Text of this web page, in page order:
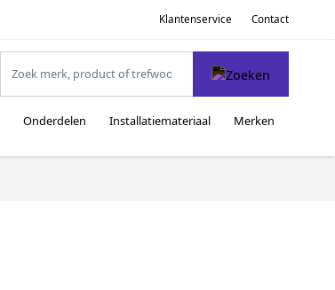
Klantenservice Contact
Onderdelen Installatiemateriaal Merken